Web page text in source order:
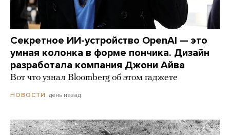
Секретное ИИ-устройство OpenAI — это
умная колонка в форме пончика. Дизайн
разработала компания Джони Айва
Вот что узнал Bloomberg об этом гаджете
НОВОСТИ день назад